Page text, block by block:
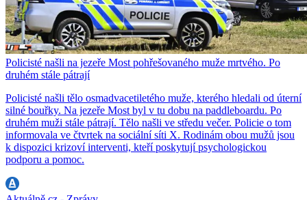
Policisté našli na jezeře Most pohřešovaného muže mrtvého. Po
druhém stále pátrají
Policisté našli tělo osmadvacetiletého muže, kterého hledali od úterní
silné bouřky. Na jezeře Most byl v tu dobu na paddleboardu. Po
druhém muži stále pátrají. Tělo našli ve středu večer. Policie o tom
informovala ve čtvrtek na sociální síti X. Rodinám obou mužů jsou
k dispozici krizoví interventi, kteří poskytují psychologickou
podporu a pomoc.